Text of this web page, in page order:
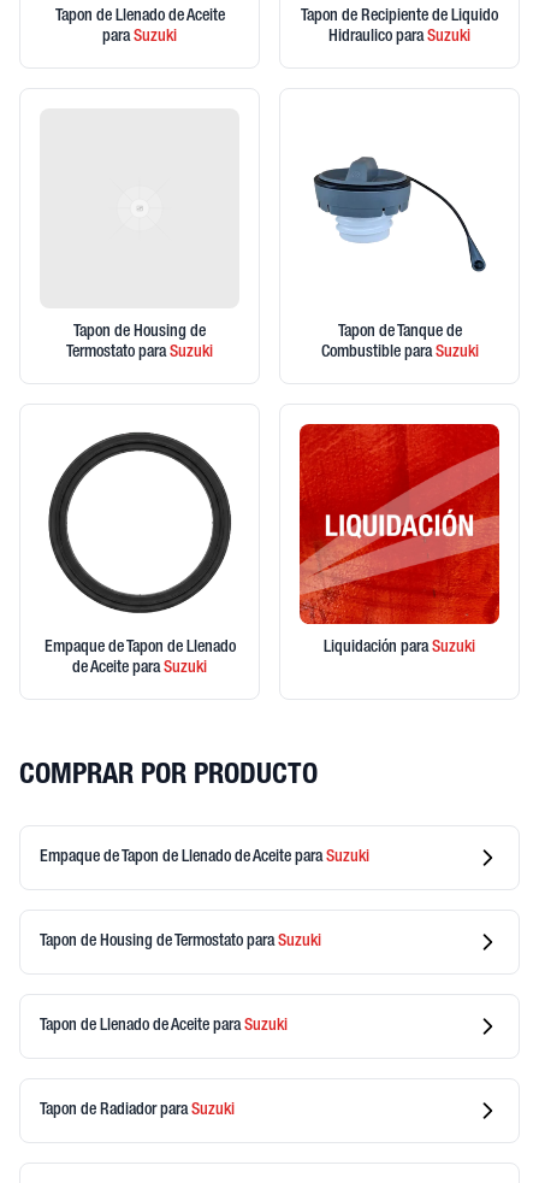
Tapon de Llenado de Aceite
paraSuzuki
Tapon de Recipiente de Liquido
Hidraulico paraSuzuki
Tapon de Housing de
Termostato paraSuzuki
Tapon de Tanque de
Combustible paraSuzuki
Empaque de Tapon de Llenado
de Aceite paraSuzuki
Liquidación paraSuzuki
COMPRAR POR PRODUCTO
Empaque de Tapon de Llenado de Aceite paraSuzuki
Tapon de Housing de Termostato paraSuzuki
Tapon de Llenado de Aceite paraSuzuki
Tapon de RadiadorparaSuzuki